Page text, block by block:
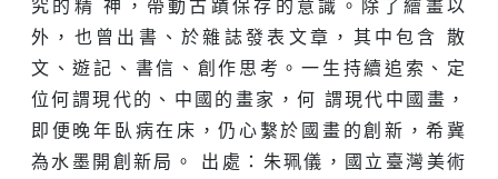
究的精 神，帶動古蹟保存的意識。除了繪畫以
外，也曾出書、於雜誌發表⽂章，其中包含 散
⽂、遊記、書信、創作思考。⼀⽣持續追索、定
位何謂現代的、中國的畫家，何 謂現代中國畫，
即便晚年臥病在床，仍⼼繫於國畫的創新，希冀
為⽔墨開創新局。 出處：朱珮儀，國立臺灣美術